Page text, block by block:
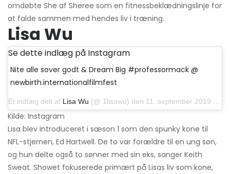
omdøbte She af Sheree som en fitnessbeklædningslinje for
at falde sammen med hendes liv i træning.
Lisa Wu
Se dette indlæg på Instagram
Nite alle sover godt & Dream Big #professormack @
newbirth.internationalfilmfest
Et indlæg delt af Lisa Wu (@ 1lisawu) den 11. september 2019 kl.20: 02 PDT
Kilde: Instagram
Lisa blev introduceret i sæson 1 som den spunky kone til
NFL-stjernen, Ed Hartwell. De to var forældre til en ung søn,
og hun delte også to sønner med sin eks, sanger Keith
Sweat. Showet fokuserede primært på Lisas liv som kone,